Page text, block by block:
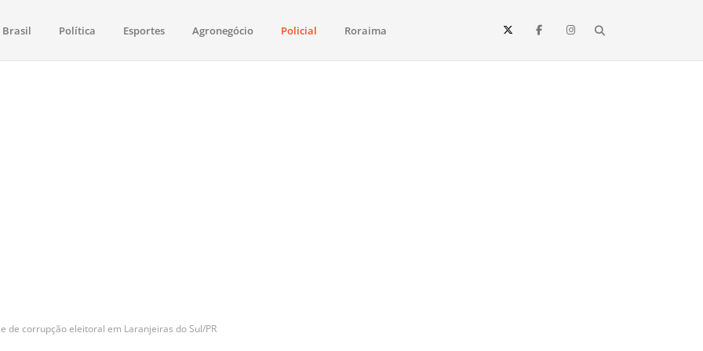
saúde, esportes, economia e os principais acontecimentos de Boa Vista e todo o estado de Roraima. Fique sempre informado
Brasil Política Esportes Agronegócio Policial Roraima
de corrupção eleitoral em Laranjeiras do Sul/PR